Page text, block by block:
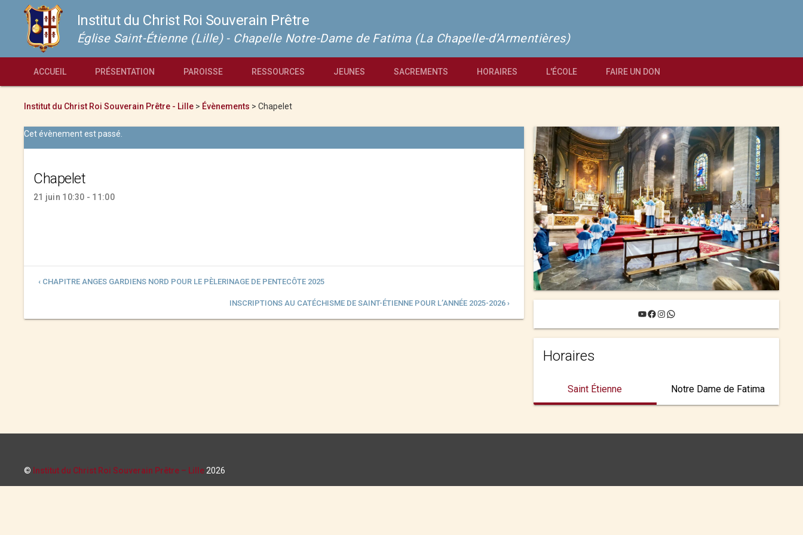
Institut du Christ Roi Souverain Prêtre
Église Saint-Étienne (Lille) - Chapelle Notre-Dame de Fatima (La Chapelle-d'Armentières)
ACCUEIL PRÉSENTATION PAROISSE RESSOURCES JEUNES SACREMENTS HORAIRES L'ÉCOLE FAIRE UN DON
Institut du Christ Roi Souverain Prêtre - Lille > Évènements > Chapelet
Cet évènement est passé.
Chapelet
21 juin 10:30 - 11:00
‹ CHAPITRE ANGES GARDIENS NORD POUR LE PÈLERINAGE DE PENTECÔTE 2025
INSCRIPTIONS AU CATÉCHISME DE SAINT-ÉTIENNE POUR L’ANNÉE 2025-2026 ›
YouTube
Facebook
Instagram
WhatsApp
Horaires
Saint Étienne Notre Dame de Fatima
© Institut du Christ Roi Souverain Prêtre – Lille 2026